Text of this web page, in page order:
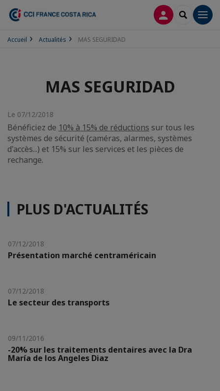
CONNEXION
Accueil Actualités MAS SEGURIDAD
MAS SEGURIDAD
Le 07/12/2018
Bénéficiez de 10% à 15% de réductions sur tous les
systèmes de sécurité (caméras, alarmes, systèmes
d'accès...) et 15% sur les services et les pièces de
rechange.
PLUS D'ACTUALITÉS
07/12/2018
Présentation marché centraméricain
07/12/2018
Le secteur des transports
09/11/2016
-20% sur les traitements dentaires avec la Dra
María de los Angeles Diaz